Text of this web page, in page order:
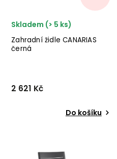
Zahradní židle CANARIAS
černá
Skladem (> 5 ks)
2 621 Kč
Do košíku
BIZZOTTO v